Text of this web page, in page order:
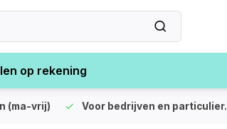
op rekening
(ma-vrij) Voor bedrijven en particulier.